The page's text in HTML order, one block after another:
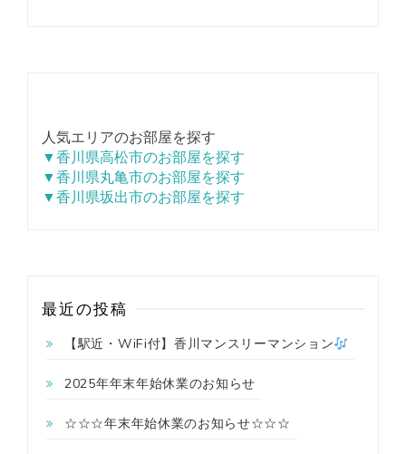
人気エリアのお部屋を探す
▼香川県高松市のお部屋を探す
▼香川県丸亀市のお部屋を探す
▼香川県坂出市のお部屋を探す
最近の投稿
【駅近・WiFi付】香川マンスリーマンション
2025年年末年始休業のお知らせ
☆☆☆年末年始休業のお知らせ☆☆☆